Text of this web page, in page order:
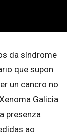
da síndrome
que supón
un cancro no
Galicia
presenza
ao